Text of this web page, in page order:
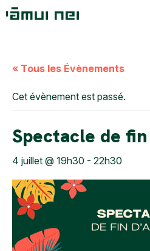
« Tous les Évènements
Cet évènement est passé.
Spectacle de fin
4 juillet @ 19h30 - 22h30